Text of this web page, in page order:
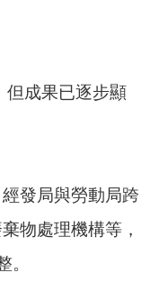
但成果已逐步顯
發局與勞動局跨
物處理機構等，